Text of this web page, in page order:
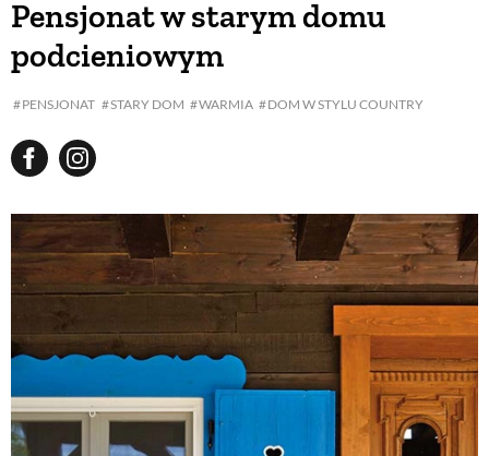
Pensjonat w starym domu
podcieniowym
PENSJONAT STARY DOM WARMIA DOM W STYLU COUNTRY
BUDUJEMY DOM
ROŚLINY OGRODOWE
PORADY
ZIELEŃ W DOMU